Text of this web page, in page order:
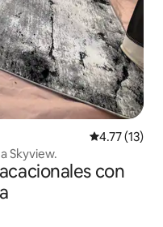
Calificación
4.77 (13)
Skyview.
con